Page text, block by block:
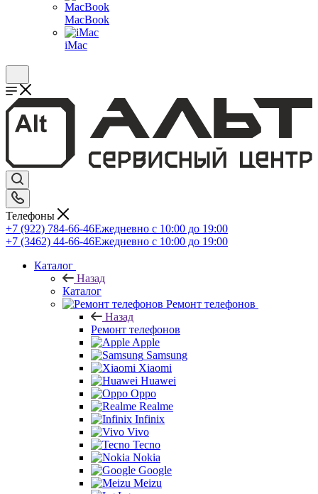
MacBook
iMac
Телефоны
+7 (922) 784-66-46Ежедневно с 10:00 до 19:00
+7 (3462) 44-66-46Ежедневно с 10:00 до 19:00
Каталог
Назад
Каталог
Ремонт телефонов
Назад
Ремонт телефонов
Apple
Samsung
Xiaomi
Huawei
Oppo
Realme
Infinix
Vivo
Tecno
Nokia
Google
Meizu